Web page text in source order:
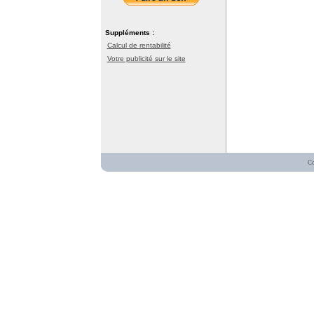
Suppléments :
Calcul de rentabilité
Votre publicité sur le site